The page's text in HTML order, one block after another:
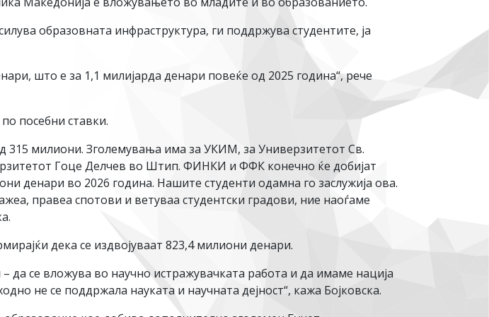
образовната инфраструктура, ги поддржува студентите, ја
што е за 1,1 милијарда денари повеќе од 2025 година“, рече
посебни ставки.
315 милиони. Зголемувања има за УКИМ, за Универзитетот Св.
Гоце Делчев во Штип. ФИНКИ и ФФК конечно ќе добијат
денари во 2026 година. Нашите студенти одамна го заслужија ова.
правеа спотови и ветуваа студентски градови, ние наоѓаме
дека се издвојуваат 823,4 милиони денари.
се вложува во научно истражувачката работа и да имаме нација
не се поддржала науката и научната дејност“, кажа Бојковска.